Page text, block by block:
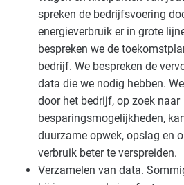
spreken de bedrijfsvoering
energieverbruik er in grote
bespreken we de
bedrijf. We bespreken de
data die we nodig hebben.
door het bedrijf, op zoek naar
besparingsmogelijkheden,
duurzame opwek, opslag en
verbruik beter te verspreiden.
Verzamelen van data.